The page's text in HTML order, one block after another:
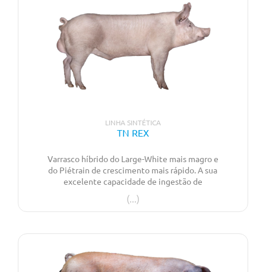
LINHA SINTÉTICA
TN REX
Varrasco híbrido do Large-White mais magro e
do Piétrain de crescimento mais rápido. A sua
excelente capacidade de ingestão de
alimento torna-o numa excelente escolha para
a produção eficiente de porcos de engorda
robustos e de fácil maneio. O TN Rex destaca-
qualidade de carcaça, especialmente em
circunstâncias mais desafiadoras.